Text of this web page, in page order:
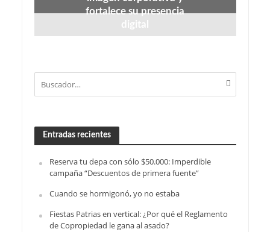
fortalece su presencia
digital
Entradas recientes
Reserva tu depa con sólo $50.000: Imperdible
campaña “Descuentos de primera fuente”
Cuando se hormigonó, yo no estaba
Fiestas Patrias en vertical: ¿Por qué el Reglamento
de Copropiedad le gana al asado?